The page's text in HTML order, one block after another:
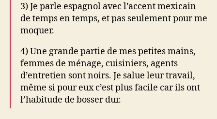
3) Je parle espagnol avec l’accent mexicain
de temps en temps, et pas seulement pour me
moquer.
4) Une grande partie de mes petites mains,
femmes de ménage, cuisiniers, agents
d’entretien sont noirs. Je salue leur travail,
même si pour eux c’est plus facile car ils ont
l’habitude de bosser dur.